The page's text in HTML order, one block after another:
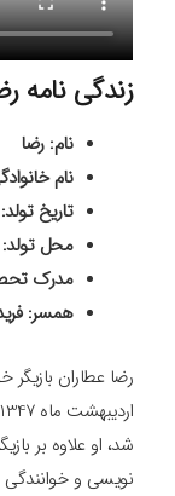
زندگی نامه
نام: رضا
نام
تاریخ تولد: 1347/02/20
محل
مدرک
همسر:
رضا عطاران بازیگر
شد، او علاوه بر
نویسی و خوانندگی